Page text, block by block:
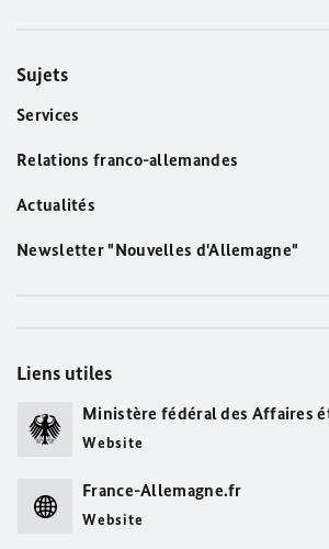
Sujets
Services
Relations franco-allemandes
Actualités
Newsletter "Nouvelles d'Allemagne"
Liens utiles
Ministère fédéral des Affaires
Website
France-Allemagne.fr
Website